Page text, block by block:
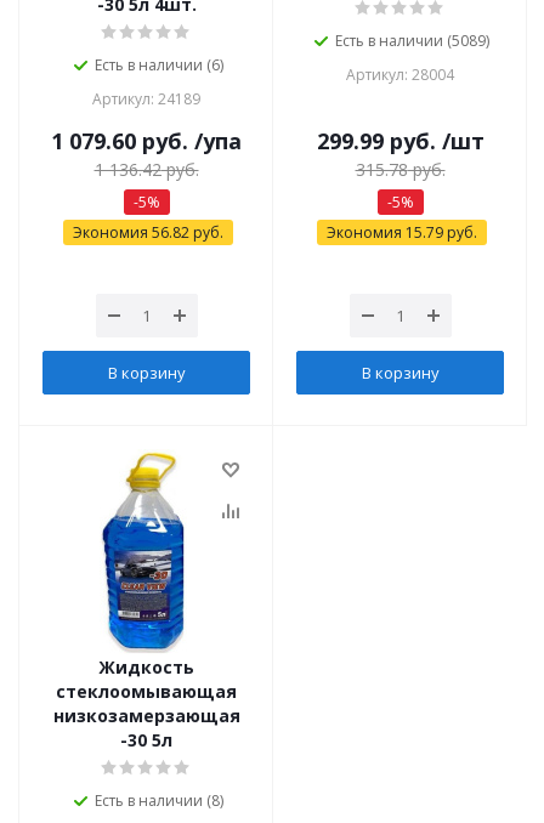
Есть в наличии (6)
Артикул: 24189
1 079.60 руб. /упа
1 136.42руб.
-5%
Экономия 56.82 руб.
В корзину
Есть в наличии (5089)
Артикул: 28004
299.99руб. /шт
315.78руб.
-5%
Экономия 15.79 руб.
В корзину
Жидкость
стеклоомывающая
низкозамерзающая
-30 5л
Есть в наличии (8)